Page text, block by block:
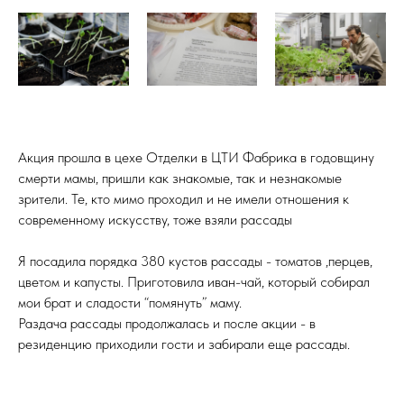
Акция прошла в цехе Отделки в ЦТИ Фабрика в годовщину
смерти мамы, пришли как знакомые, так и незнакомые
зрители. Те, кто мимо проходил и не имели отношения к
современному искусству, тоже взяли рассады
Я посадила порядка 380 кустов рассады - томатов ,перцев,
цветом и капусты. Приготовила иван-чай, который собирал
мои брат и сладости “помянуть” маму.
Раздача рассады продолжалась и после акции - в
резиденцию приходили гости и забирали еще рассады.